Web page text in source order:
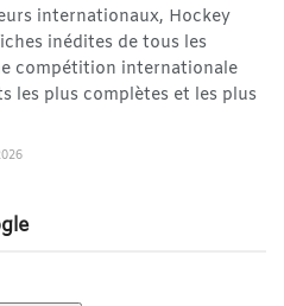
internationaux, Hockey
inédites de tous les
compétition internationale
les plus complètes et les plus